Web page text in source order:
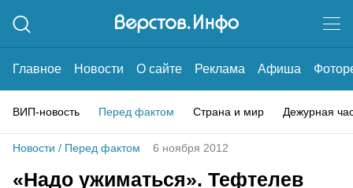
Главное Новости О сайте Реклама Афиша
ВИП-новость Перед фактом Страна и мир Дежурная
Новости / Перед фактом 6 ноября 2012
«Надо ужиматься». Тефтелев